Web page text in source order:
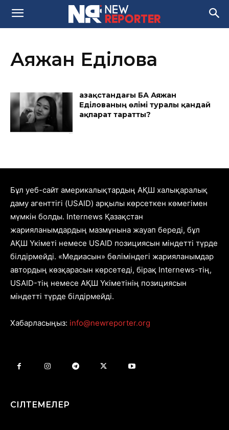
Аяжан Еділова
Қазақстандағы БАҚ Аяжан
Еділованың өлімі туралы қандай
ақпарат таратты?
Бұл уеб-сайт америкалықтардың АҚШ халықаралық
даму агенттігі (USAID) арқылы көрсеткен көмегімен
мүмкін болды. Internews Қазақстан
жарияланымдардың мазмұнына жауап береді, бұл
АҚШ Үкіметі немесе USAID позициясын міндетті түрде
білдірмейді. «Медиасын» бөліміндегі жарияланымдар
автордың көзқарасын көрсетеді, бірақ Internews-тің,
USAID-тің немесе АҚШ Үкіметінің позициясын
міндетті түрде білдірмейді.
Хабарласыңыз: info@newreporter.org
СІЛТЕМЕЛЕР